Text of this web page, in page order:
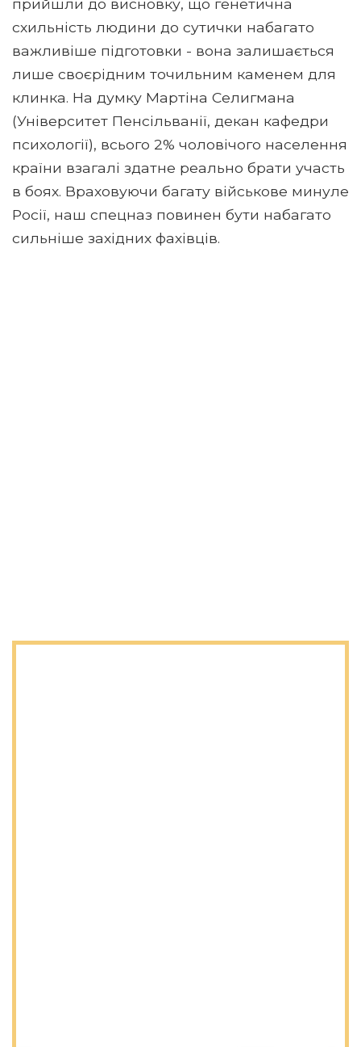
прийшли до висновку, що генетична
схильність людини до сутички набагато
важливіше підготовки - вона залишається
лише своєрідним точильним каменем для
клинка. На думку Мартіна Селигмана
(Університет Пенсільванії, декан кафедри
психології), всього 2% чоловічого населення
країни взагалі здатне реально брати участь
в боях. Враховуючи багату військове минуле
Росії, наш спецназ повинен бути набагато
сильніше західних фахівців.